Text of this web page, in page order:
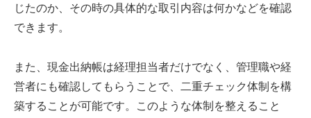
じたのか、その時の具体的な取引内容は何かなどを確認
できます。
また、現金出納帳は経理担当者だけでなく、管理職や経
営者にも確認してもらうことで、二重チェック体制を構
築することが可能です。このような体制を整えること